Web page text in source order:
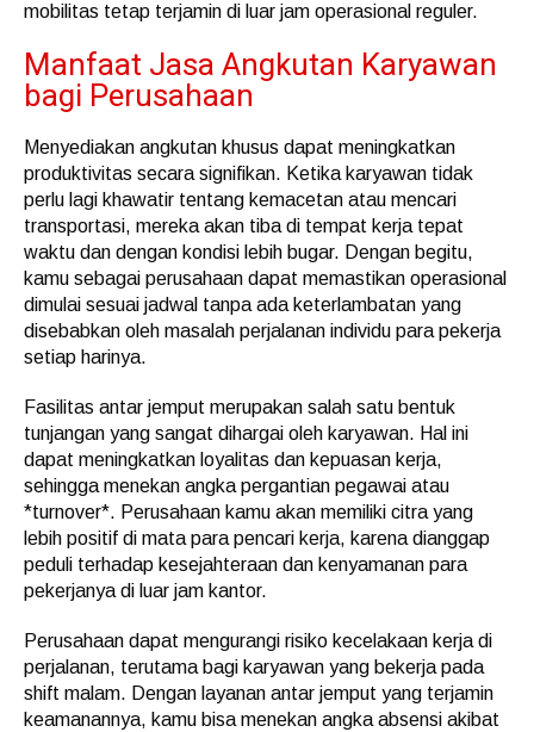
mobilitas tetap terjamin di luar jam operasional reguler.
Manfaat Jasa Angkutan Karyawan
bagi Perusahaan
Menyediakan angkutan khusus dapat meningkatkan
produktivitas secara signifikan. Ketika karyawan tidak
perlu lagi khawatir tentang kemacetan atau mencari
transportasi, mereka akan tiba di tempat kerja tepat
waktu dan dengan kondisi lebih bugar. Dengan begitu,
kamu sebagai perusahaan dapat memastikan operasional
dimulai sesuai jadwal tanpa ada keterlambatan yang
disebabkan oleh masalah perjalanan individu para pekerja
setiap harinya.
Fasilitas antar jemput merupakan salah satu bentuk
tunjangan yang sangat dihargai oleh karyawan. Hal ini
dapat meningkatkan loyalitas dan kepuasan kerja,
sehingga menekan angka pergantian pegawai atau
*turnover*. Perusahaan kamu akan memiliki citra yang
lebih positif di mata para pencari kerja, karena dianggap
peduli terhadap kesejahteraan dan kenyamanan para
pekerjanya di luar jam kantor.
Perusahaan dapat mengurangi risiko kecelakaan kerja di
perjalanan, terutama bagi karyawan yang bekerja pada
shift malam. Dengan layanan antar jemput yang terjamin
keamanannya, kamu bisa menekan angka absensi akibat